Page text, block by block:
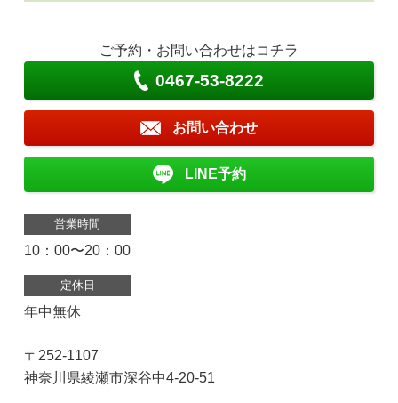
ご予約・お問い合わせはコチラ
0467-53-8222
お問い合わせ
LINE予約
営業時間
10：00〜20：00
定休日
年中無休
〒252-1107
神奈川県綾瀬市深谷中4-20-51